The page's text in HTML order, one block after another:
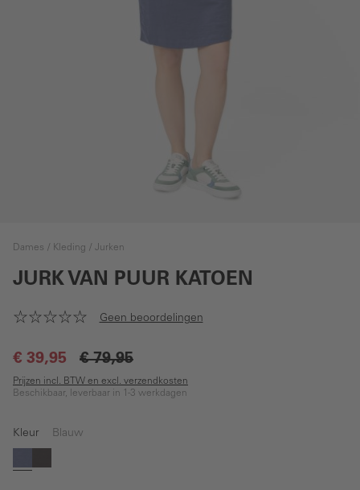
Dames Kleding Jurken
JURK VAN PUUR KATOEN
Geen beoordelingen
€ 39,95 € 79,95
Prijzen incl. BTW en excl. verzendkosten
Beschikbaar, leverbaar in 1-3 werkdagen
Kleur Blauw
BlauwZwart